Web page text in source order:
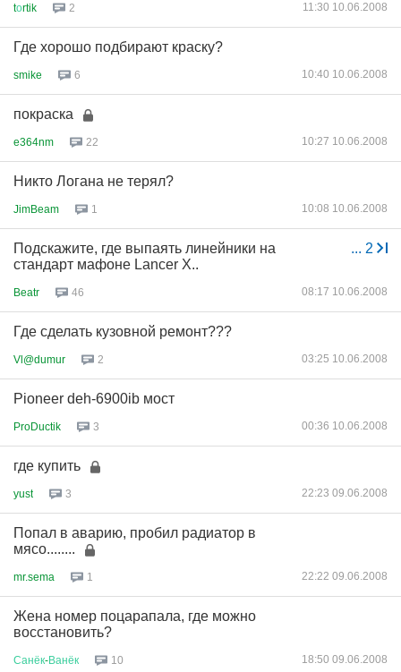
tоrtik 2 11:30 10.06.2008
Где хорошо подбирают краску?
smike 6 10:40 10.06.2008
покраска
e364nm 22 10:27 10.06.2008
Никто Логана не терял?
JimBeam 1 10:08 10.06.2008
... 2
Подскажите, где выпаять линейники на
стандарт мафоне Lancer X..
Beatr 46 08:17 10.06.2008
Где сделать кузовной ремонт???
Vl@dumur 2 03:25 10.06.2008
Pioneer deh-6900ib мост
ProDuctik 3 00:36 10.06.2008
где купить
yust 3 22:23 09.06.2008
Попал в аварию, пробил радиатор в
мясо........
mr.sema 1 22:22 09.06.2008
Жена номер поцарапала, где можно
восстановить?
Санёк-Ванёк 10 18:50 09.06.2008